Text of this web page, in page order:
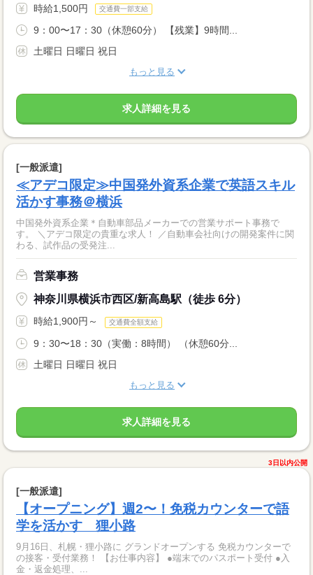
時給1,500円 交通費一部支給
9：00〜17：30（休憩60分） 【残業】9時間...
土曜日 日曜日 祝日
もっと見る
求人詳細を見る
[一般派遣]
≪アデコ限定≫中国発外資系企業で英語スキル
活かす事務＠横浜
中国発外資系企業＊自動車部品メーカーでの営業サポート事務で
す。 ＼アデコ限定の貴重な求人！ ／自動車会社向けの開発案件に関
わる、試作品の受発注...
営業事務
神奈川県横浜市西区/新高島駅（徒歩 6分）
時給1,900円～ 交通費全額支給
9：30〜18：30（実働：8時間） （休憩60分...
土曜日 日曜日 祝日
もっと見る
求人詳細を見る
3日以内公開
[一般派遣]
【オープニング】週2〜！免税カウンターで語
学を活かす 狸小路
9月16日、札幌・狸小路に グランドオープンする 免税カウンターで
の接客・受付業務！ 【お仕事内容】 ●端末でのパスポート受付 ●入
金・返金処理、...